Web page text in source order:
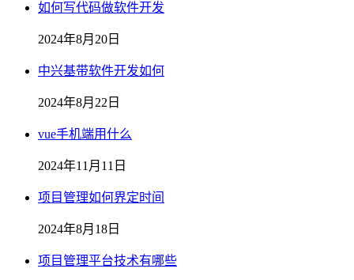
如何写代码做软件开发
2024年8月20日
中兴基带软件开发如何
2024年8月22日
vue手机端用什么
2024年11月11日
项目管理如何界定时间
2024年8月18日
项目管理平台技术有哪些